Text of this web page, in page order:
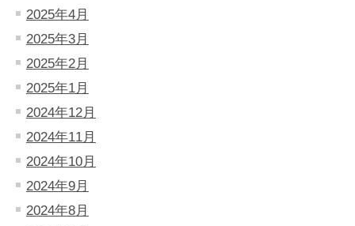
2025年4月
2025年3月
2025年2月
2025年1月
2024年12月
2024年11月
2024年10月
2024年9月
2024年8月